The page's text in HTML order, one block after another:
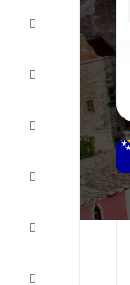
baratos
Alojamientos
Ofertas
Completa